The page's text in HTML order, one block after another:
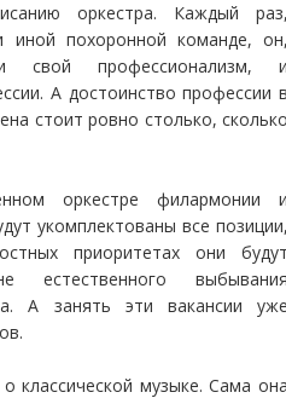
оркестра. Каждый
иной похоронной команде,
свой профессионализм,
А достоинство профессии
стоит ровно столько,
оркестре филармонии
укомплектованы все
приоритетах они
естественного
А занять эти вакансии
классической музыке. Сама